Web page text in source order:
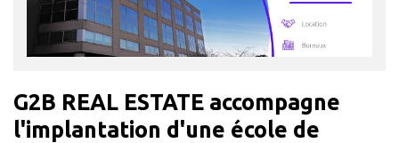
G2B REAL ESTATE accompagne
l'implantation d'une école de